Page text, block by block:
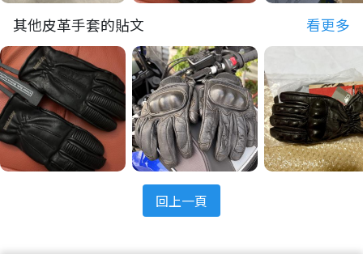
其他皮革手套的貼文 看更多
回上一頁